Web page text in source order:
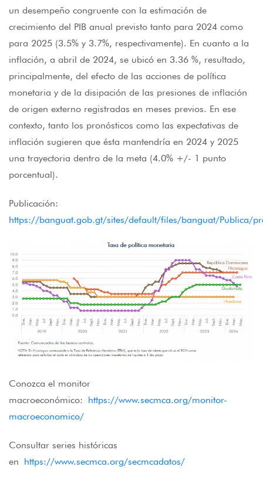
un desempeño congruente con la estimación de
crecimiento del PIB anual previsto tanto para 2024 como
para 2025 (3.5% y 3.7%, respectivamente). En cuanto a la
inflación, a abril de 2024, se ubicó en 3.36 %, resultado,
principalmente, del efecto de las acciones de política
monetaria y de la disipación de las presiones de inflación
de origen externo registradas en meses previos. En ese
contexto, tanto los pronósticos como las expectativas de
inflación sugieren que ésta mantendría en 2024 y 2025
una trayectoria dentro de la meta (4.0% +/- 1 punto
porcentual).
Publicación:
https://banguat.gob.gt/sites/default/files/banguat/Publica/
Conozca el monitor
macroeconómico: https://www.secmca.org/monitor-
macroeconomico/
Consultar series históricas
en https://www.secmca.org/secmcadatos/